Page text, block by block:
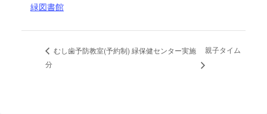
緑図書館
むし歯予防教室(予約制) 緑保健センター実施
分
親子タイム